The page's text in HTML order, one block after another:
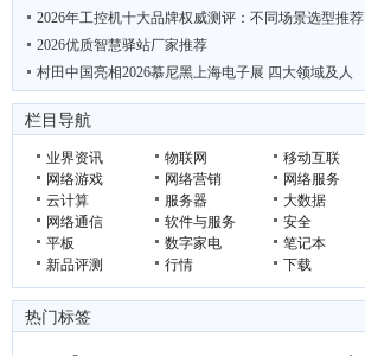
2026年工控机十大品牌权威测评：不同场景选型推荐
2026优质智慧驿站厂家推荐
村田中国亮相2026慕尼黑上海电子展 四大领域及人
“鲜”动羊城 西安 周至携猕猴桃电商项目亮相广
栏目导航
业界资讯 物联网 移动互联
网络游戏
网络营销 网络服务
云计算
服务器 大数据
网络通信
软件与服务 安全
平板
数字家电 笔记本
新品评测
行情 下载
热门标签